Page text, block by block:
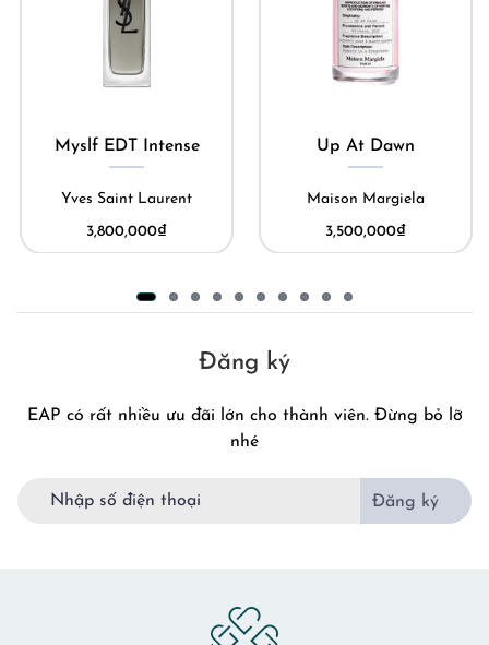
Myslf EDT Intense
Yves Saint Laurent
3,800,000₫
Up At Dawn
Maison Margiela
3,500,000₫
Đăng ký
EAP có rất nhiều ưu đãi lớn cho thành viên. Đừng bỏ lỡ
nhé
Đăng ký